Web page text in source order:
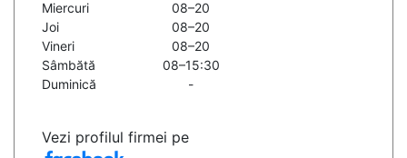
Miercuri
08–20
Joi
08–20
Vineri
08–20
Sâmbătă
08–15:30
Duminică
-
Vezi profilul firmei pe